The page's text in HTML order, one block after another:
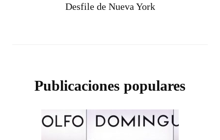
Desfile de Nueva York
Publicaciones populares